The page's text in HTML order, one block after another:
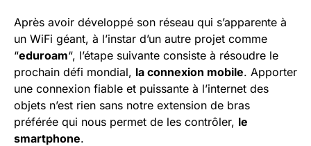
Après avoir développé son réseau qui s’apparente à
un WiFi géant, à l’instar d’un autre projet comme
“eduroam“, l’étape suivante consiste à résoudre le
prochain défi mondial, la connexion mobile. Apporter
une connexion fiable et puissante à l’internet des
objets n’est rien sans notre extension de bras
préférée qui nous permet de les contrôler, le
smartphone.